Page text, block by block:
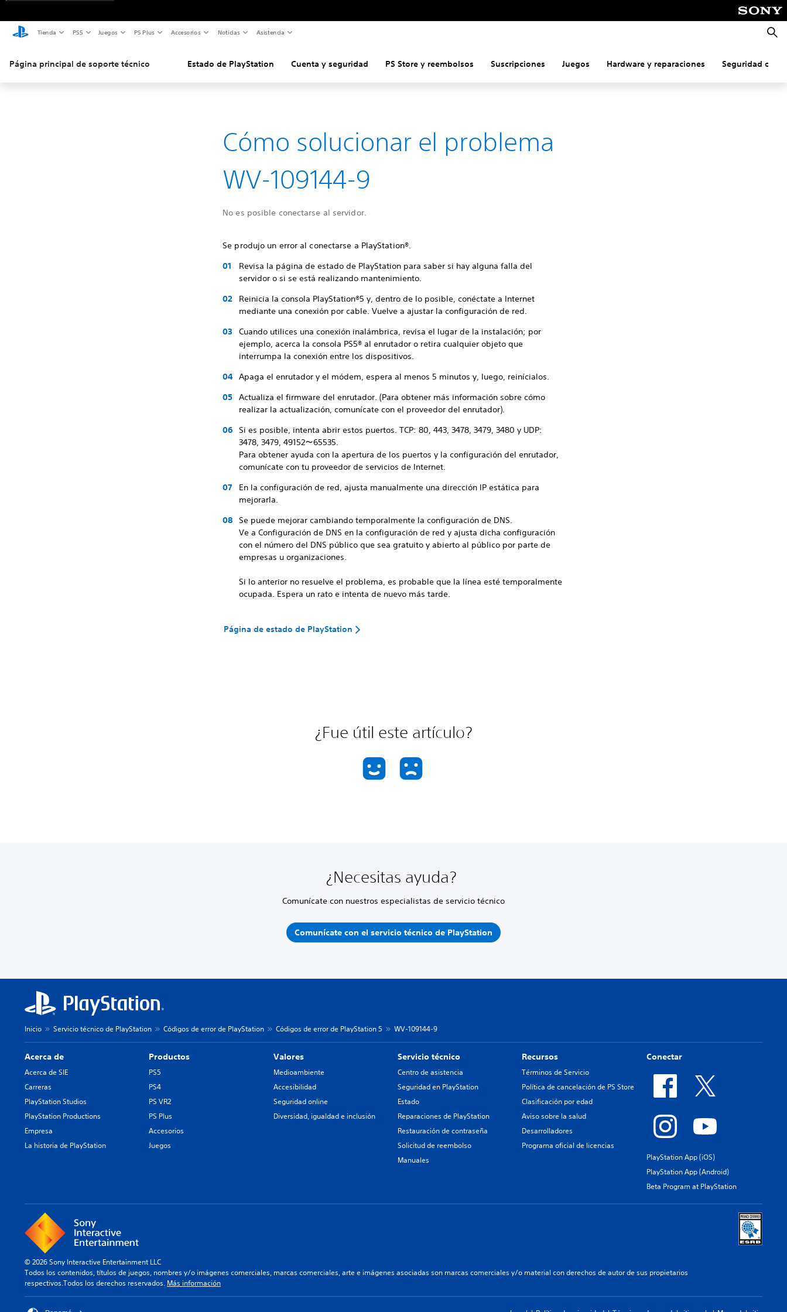
Tienda PS5 Juegos PS Plus Accesorios Noticias Asistencia
Página principal de soporte técnico Estado de PlayStation Cuenta y seguridad PS Store y reembolsos Suscripciones Juegos Hardware y reparaciones Seguridad
Cómo solucionar el problema
WV-109144-9
No es posible conectarse al servidor.
Se produjo un error al conectarse a PlayStation®.
Revisa la página de estado de PlayStation para saber si hay alguna falla del
servidor o si se está realizando mantenimiento.
Reinicia la consola PlayStation®5 y, dentro de lo posible, conéctate a Internet
mediante una conexión por cable. Vuelve a ajustar la configuración de red.
Cuando utilices una conexión inalámbrica, revisa el lugar de la instalación; por
ejemplo, acerca la consola PS5® al enrutador o retira cualquier objeto que
interrumpa la conexión entre los dispositivos.
Apaga el enrutador y el módem, espera al menos 5 minutos y, luego, reinícialos.
Actualiza el firmware del enrutador. (Para obtener más información sobre cómo
realizar la actualización, comunícate con el proveedor del enrutador).
Si es posible, intenta abrir estos puertos. TCP: 80, 443, 3478, 3479, 3480 y UDP:
3478, 3479, 49152～65535.
Para obtener ayuda con la apertura de los puertos y la configuración del enrutador,
comunícate con tu proveedor de servicios de Internet.
En la configuración de red, ajusta manualmente una dirección IP estática para
mejorarla.
Se puede mejorar cambiando temporalmente la configuración de DNS.
Ve a Configuración de DNS en la configuración de red y ajusta dicha configuración
con el número del DNS público que sea gratuito y abierto al público por parte de
empresas u organizaciones.
Si lo anterior no resuelve el problema, es probable que la línea esté temporalmente
ocupada. Espera un rato e intenta de nuevo más tarde.
Página de estado de PlayStation
¿Fue útil este artículo?
¿Necesitas ayuda?
Comunícate con nuestros especialistas de servicio técnico
Comunícate con el servicio técnico de PlayStation
Inicio Servicio técnico de PlayStation Códigos de error de PlayStation Códigos de error de PlayStation 5 WV-109144-9
Acerca de
Acerca de SIE
Carreras
PlayStation Studios
PlayStation Productions
Empresa
La historia de PlayStation
Productos
PS5
PS4
PS VR2
PS Plus
Accesorios
Juegos
Valores
Medioambiente
Accesibilidad
Seguridad online
Diversidad, igualdad e inclusión
Servicio técnico
Centro de asistencia
Seguridad en PlayStation
Estado
Reparaciones de PlayStation
Restauración de contraseña
Solicitud de reembolso
Manuales
Recursos
Términos de Servicio
Política de cancelación de PS Store
Clasificación por edad
Aviso sobre la salud
Desarrolladores
Programa oficial de licencias
Conectar
PlayStation App (iOS)
PlayStation App (Android)
Beta Program at PlayStation
© 2026 Sony Interactive Entertainment LLC
Todos los contenidos, títulos de juegos, nombres y/o imágenes comerciales, marcas comerciales, arte e imágenes asociadas son marcas comerciales y/o material con derechos de autor de sus propietarios
respectivos.Todos los derechos reservados. Más información